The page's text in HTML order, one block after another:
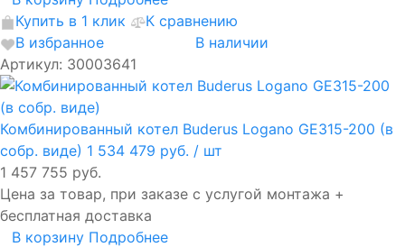
Купить в 1 клик
К сравнению
В избранное
В наличии
Артикул: 30003641
Комбинированный котел Buderus Logano GE315-200 (в
собр. виде) 1 534 479 руб. / шт
1 457 755 руб.
Цена за товар, при заказе с услугой монтажа +
бесплатная доставка
В корзину Подробнее